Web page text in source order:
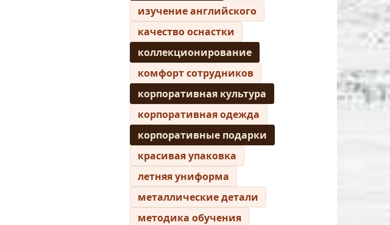
изучение английского
качество оснастки
коллекционирование
комфорт сотрудников
корпоративная культура
корпоративная одежда
корпоративные подарки
красивая упаковка
летняя униформа
металлические детали
методика обучения